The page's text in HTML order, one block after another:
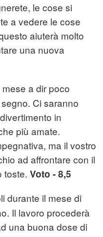
le cose si
a vedere le cose
aiuterà molto
una nuova
a dir poco
Ci saranno
in
più amate.
ma il vostro
ad affrontare con il
toste. Voto - 8,5
durante il mese di
Il lavoro procederà
una buona dose di